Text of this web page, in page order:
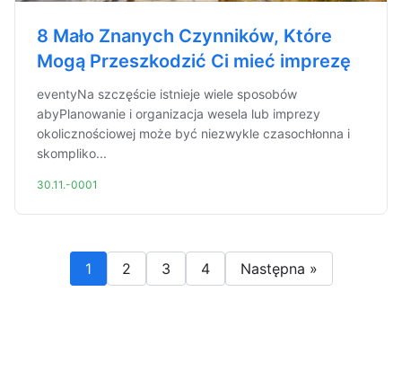
8 Mało Znanych Czynników, Które
Mogą Przeszkodzić Ci mieć imprezę
eventyNa szczęście istnieje wiele sposobów
abyPlanowanie i organizacja wesela lub imprezy
okolicznościowej może być niezwykle czasochłonna i
skompliko...
30.11.-0001
1 2 3 4 Następna »